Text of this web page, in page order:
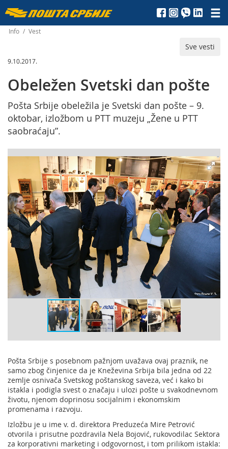
Пошта
Србије
д.о.о.
Info / Vest
Sve vesti
9.10.2017.
Obeležen Svetski dan pošte
Pošta Srbije obeležila je Svetski dan pošte – 9.
oktobar, izložbom u PTT muzeju „Žene u PTT
saobraćaju”.
Pošta Srbije s posebnom pažnjom uvažava ovaj praznik, ne
samo zbog činjenice da je Kneževina Srbija bila jedna od 22
zemlje osnivača Svetskog poštanskog saveza, već i kako bi
istakla i podigla svest o značaju i ulozi pošte u svakodnevnom
životu, njenom doprinosu socijalnim i ekonomskim
promenama i razvoju.
Izložbu je u ime v. d. direktora Preduzeća Mire Petrović
otvorila i prisutne pozdravila Nela Bojović, rukovodilac Sektora
za korporativni marketing i odgovornost, i tom prilikom istakla: